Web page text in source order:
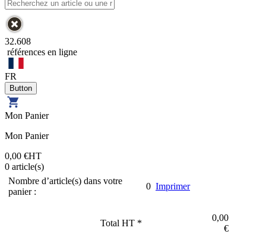
32.608
références en ligne
FR
Mon Panier
Mon Panier
0,00 €HT
0 article(s)
Nombre d’article(s) dans votre
panier :
0 Imprimer
Total HT *
0,00
€